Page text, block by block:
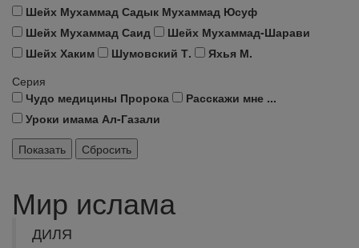
Шейх Мухаммад Садык Мухаммад Юсуф
Шейх Мухаммад Саид
Шейх Мухаммад-Шарави
Шейх Хаким
Шумовский Т.
Яхья М.
Серия
Чудо медицины Пророка
Расскажи мне ...
Уроки имама Ал-Газали
Мир ислама
ДИЛЯ